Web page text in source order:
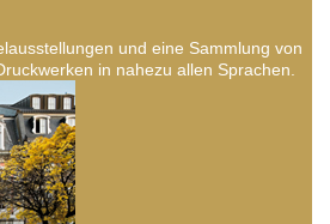
und eine Sammlung von
in nahezu allen Sprachen.